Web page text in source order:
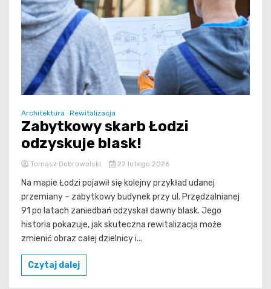
Architektura Rewitalizacja
Zabytkowy skarb Łodzi
odzyskuje blask!
Tomasz Dobrowolski 22 lutego 2026
Na mapie Łodzi pojawił się kolejny przykład udanej
przemiany – zabytkowy budynek przy ul. Przędzalnianej
91 po latach zaniedbań odzyskał dawny blask. Jego
historia pokazuje, jak skuteczna rewitalizacja może
zmienić obraz całej dzielnicy i...
Czytaj dalej